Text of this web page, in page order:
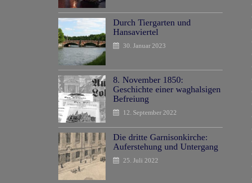
Durch Tiergarten und
Hansaviertel
30. Januar 2023
8. November 1850:
Geschichte einer waghalsigen
Befreiung
12. September 2022
Die dritte Garnisonkirche:
Auferstehung und Untergang
25. Juli 2022